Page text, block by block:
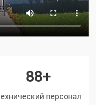
88+
персонал